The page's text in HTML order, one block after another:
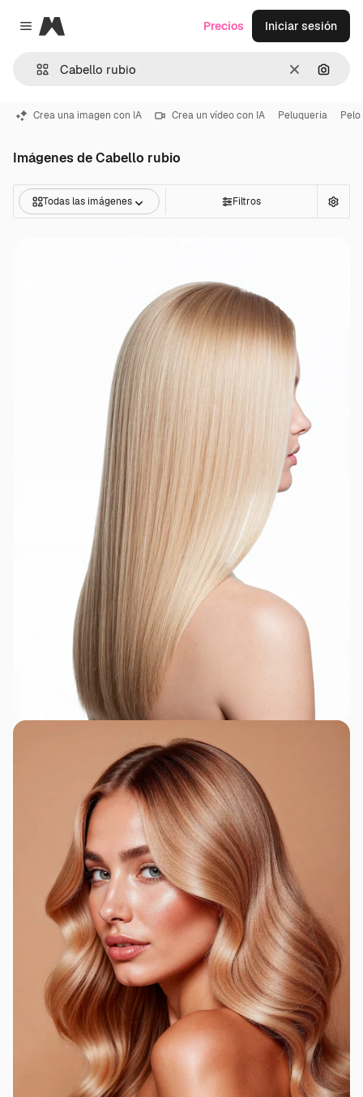
Close menu
Magnific
Borrar
Precios Iniciar sesión
Crea una imagen con IA Crea un vídeo con IA Peluqueria
Imágenes de Cabello rubio
Todas las imágenes Filtros